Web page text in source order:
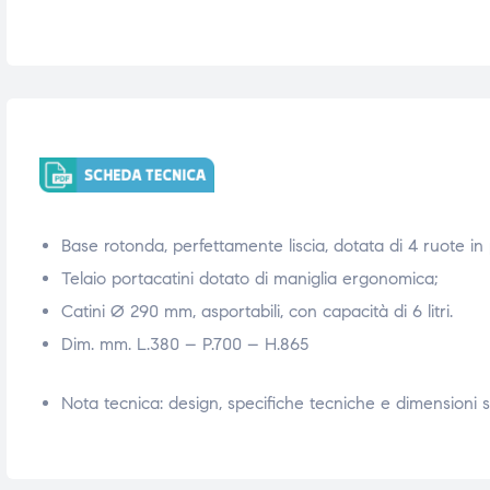
Base rotonda, perfettamente liscia, dotata di 4 ruote
Telaio portacatini dotato di maniglia ergonomica;
Catini Ø 290 mm, asportabili, con capacità di 6 litri.
Dim. mm. L.380 – P.700 – H.865
Nota tecnica: design, specifiche tecniche e dimensioni